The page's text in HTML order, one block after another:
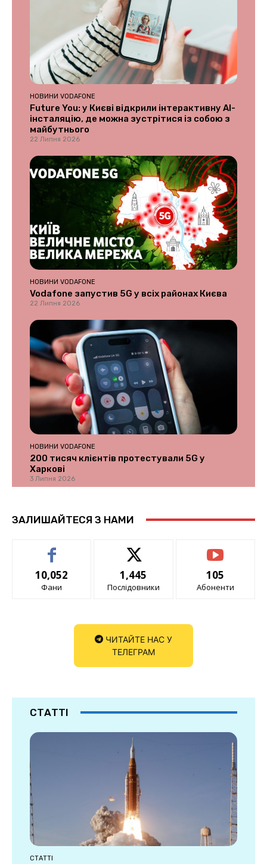
НОВИНИ VODAFONE
Future You: у Києві відкрили інтерактивну AI-
інсталяцію, де можна зустрітися із собою з
майбутнього
22 Липня 2026
НОВИНИ VODAFONE
Vodafone запустив 5G у всіх районах Києва
22 Липня 2026
НОВИНИ VODAFONE
200 тисяч клієнтів протестували 5G у
Харкові
3 Липня 2026
ЗАЛИШАЙТЕСЯ З НАМИ
10,052
Фани
1,445
Послідовники
105
Абоненти
ЧИТАЙТЕ НАС У
ТЕЛЕГРАМ
СТАТТІ
СТАТТІ